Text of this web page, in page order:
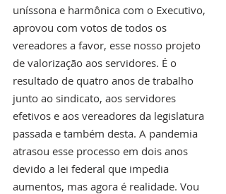
uníssona e harmônica com o Executivo,
aprovou com votos de todos os
vereadores a favor, esse nosso projeto
de valorização aos servidores. É o
resultado de quatro anos de trabalho
junto ao sindicato, aos servidores
efetivos e aos vereadores da legislatura
passada e também desta. A pandemia
atrasou esse processo em dois anos
devido a lei federal que impedia
aumentos, mas agora é realidade. Vou